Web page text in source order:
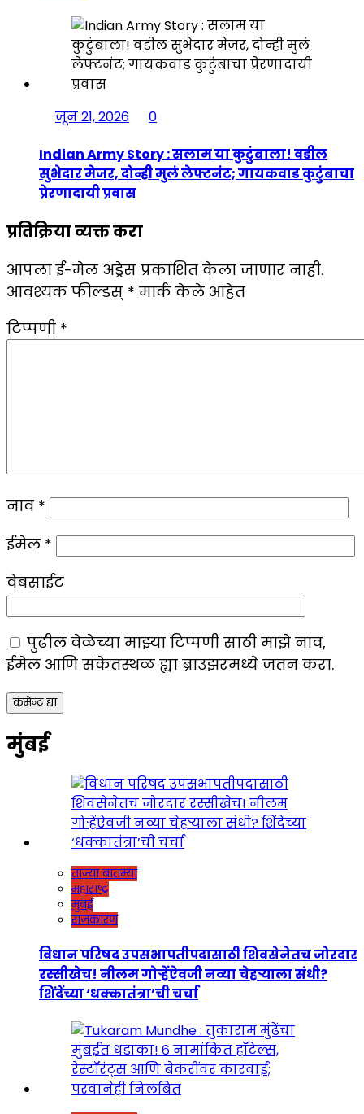
जून 21, 2026
0
Indian Army Story : सलाम या कुटुंबाला! वडील
सुभेदार मेजर, दोन्ही मुलं लेफ्टनंट; गायकवाड कुटुंबाचा
प्रेरणादायी प्रवास
प्रतिक्रिया व्यक्त करा
आपला ई-मेल अड्रेस प्रकाशित केला जाणार नाही.
आवश्यक फील्डस् * मार्क केले आहेत
टिप्पणी *
नाव *
ईमेल *
वेबसाईट
पुढील वेळेच्या माझ्या टिप्पणी साठी माझे नाव,
ईमेल आणि संकेतस्थळ ह्या ब्राउझरमध्ये जतन करा.
मुंबई
ताज्या बातम्या
महाराष्ट्र
मुंबई
राजकारण
विधान परिषद उपसभापतीपदासाठी शिवसेनेतच जोरदार
रस्सीखेच! नीलम गोऱ्हेंऐवजी नव्या चेहऱ्याला संधी?
शिंदेंच्या ‘धक्कातंत्रा’ची चर्चा